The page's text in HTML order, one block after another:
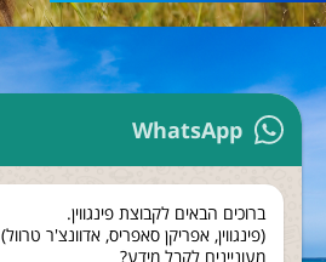
WhatsApp
ברוכים הבאים לקבוצת פינגווין.
(פינגווין, אפריקן סאפריס, אדוונצ'ר טרוול)
מעוניינים לקבל מידע?